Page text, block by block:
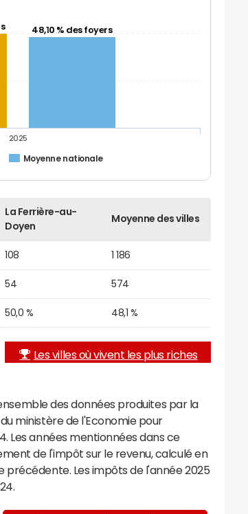
48,10 % des foyers
Moyenne nationale
2025
La Ferrière-au-
Doyen
Moyenne des villes
108 1 186
54 574
50,0 % 48,1 %
Les villes où vivent les plus riches
des données produites par la
ministère de l'Economie pour
Les années mentionnées dans ce
de l'impôt sur le revenu, calculé en
Les impôts de l'année 2025